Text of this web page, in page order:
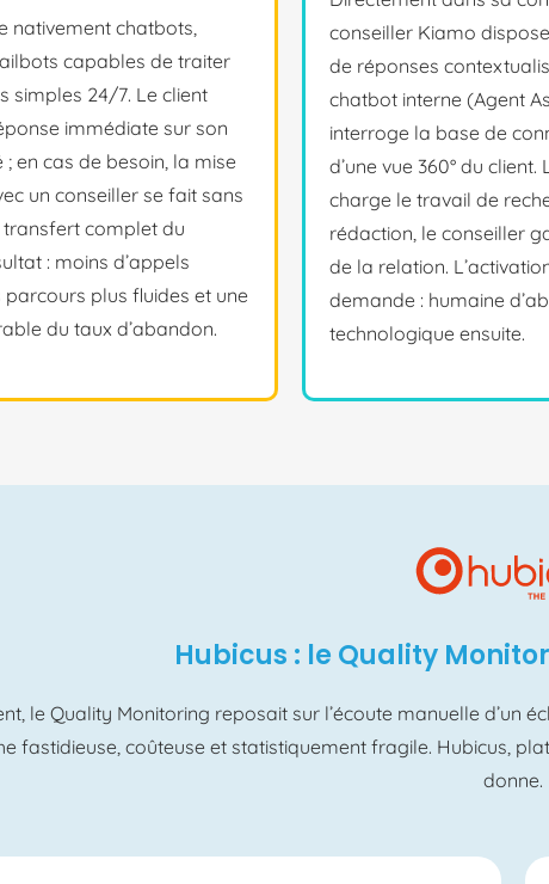
nativement chatbots,
capables de traiter
simples 24/7. Le client
immédiate sur son
en cas de besoin, la mise
un conseiller se fait sans
transfert complet du
: moins d’appels
parcours plus fluides et une
du taux d’abandon.
conseiller Kiamo
de réponses
chatbot interne (Agent
interroge la base de
d’une vue 360° du client.
charge le travail de
rédaction, le conseiller
de la relation.
demande : humaine
technologique ensuite.
Hubicus : le Quality
le Quality Monitoring reposait sur l’écoute manuelle d’un
fastidieuse, coûteuse et statistiquement fragile. Hubicus,
donne.